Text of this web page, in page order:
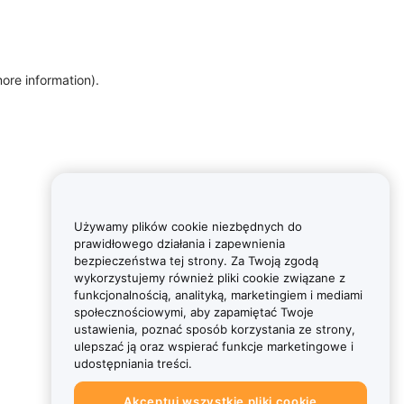
information).
Używamy plików cookie niezbędnych do
prawidłowego działania i zapewnienia
bezpieczeństwa tej strony. Za Twoją zgodą
wykorzystujemy również pliki cookie związane z
funkcjonalnością, analityką, marketingiem i mediami
społecznościowymi, aby zapamiętać Twoje
ustawienia, poznać sposób korzystania ze strony,
ulepszać ją oraz wspierać funkcje marketingowe i
udostępniania treści.